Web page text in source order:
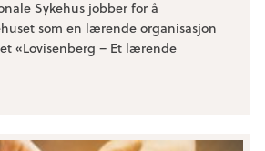
Sykehus jobber for å
som en lærende organisasjon
«Lovisenberg – Et lærende